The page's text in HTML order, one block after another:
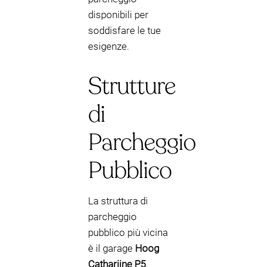
disponibili per
soddisfare le tue
esigenze.
Strutture
di
Parcheggio
Pubblico
La struttura di
parcheggio
pubblico più vicina
è il garage Hoog
Catharijne P5,